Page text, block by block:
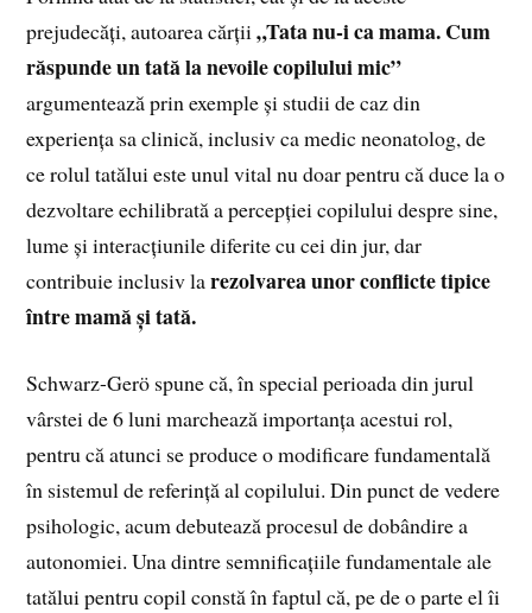
prejudecăți, autoarea cărții„Tata nu-i ca mama. Cum
răspunde un tată la nevoile copilului mic”
argumentează prin exemple și studii de caz din
experiența sa clinică, inclusiv ca medic neonatolog, de
ce rolul tatălui este unul vital nu doar pentru că duce la o
dezvoltare echilibrată a percepției copilului despre sine,
lume și interacțiunile diferite cu cei din jur, dar
contribuie inclusiv larezolvarea unor conflicte tipice
între mamă și tată.
Schwarz-Gerö spune că, în special perioada din jurul
vârstei de 6 luni marchează importanța acestui rol,
pentru că atunci se produce o modificare fundamentală
în sistemul de referință al copilului. Din punct de vedere
psihologic, acum debutează procesul de dobândire a
autonomiei. Una dintre semnificațiile fundamentale ale
tatălui pentru copil constă în faptul că, pe de o parte el îi